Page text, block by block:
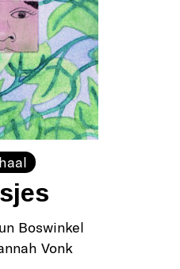
Boswinkel
Vonk